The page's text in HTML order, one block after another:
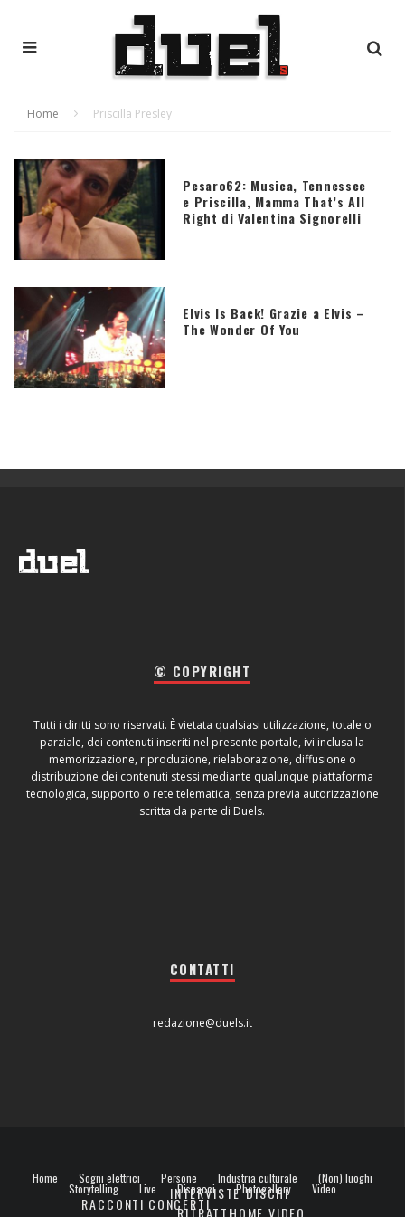
Home Priscilla Presley
Pesaro62: Musica, Tennessee
e Priscilla, Mamma That’s All
Right di Valentina Signorelli
Elvis Is Back! Grazie a Elvis –
The Wonder Of You
© COPYRIGHT
Tutti i diritti sono riservati. È vietata qualsiasi utilizzazione, totale o
parziale, dei contenuti inseriti nel presente portale, ivi inclusa la
memorizzazione, riproduzione, rielaborazione, diffusione o
distribuzione dei contenuti stessi mediante qualunque piattaforma
tecnologica, supporto o rete telematica, senza previa autorizzazione
scritta da parte di Duels.
CONTATTI
redazione@duels.it
Home Sogni elettrici Persone
INTERVISTE
Industria culturale
DISCHI
(Non) luoghi
Storytelling
RACCONTI
Live
CONCERTI
Dispacci Photogallery Video